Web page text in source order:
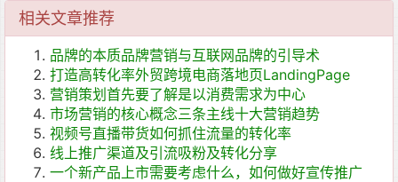
相关文章推荐
品牌的本质品牌营销与互联网品牌的引导术
打造高转化率外贸跨境电商落地页LandingPage
营销策划首先要了解是以消费需求为中心
市场营销的核心概念三条主线十大营销趋势
视频号直播带货如何抓住流量的转化率
线上推广渠道及引流吸粉及转化分享
一个新产品上市需要考虑什么，如何做好宣传推广